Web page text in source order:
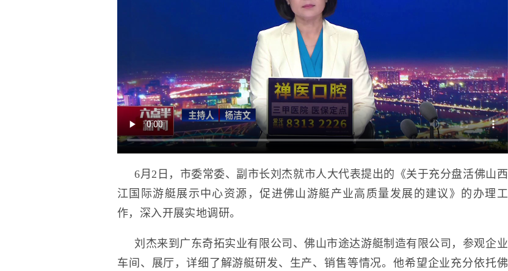
6月2日，市委常委、副市长刘杰就市人大代表提出的《关于充分盘活佛山西
江国际游艇展示中心资源，促进佛山游艇产业高质量发展的建议》的办理工
作，深入开展实地调研。
刘杰来到广东奇拓实业有限公司、佛山市途达游艇制造有限公司，参观企业
车间、展厅，详细了解游艇研发、生产、销售等情况。他希望企业充分依托佛